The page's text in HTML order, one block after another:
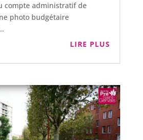
compte administratif de
photo budgétaire
LIRE PLUS